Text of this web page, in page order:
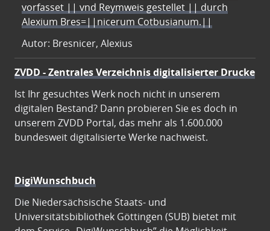
vorfasset || vnd Reymweis gestellet || durch
Alexium Bres=||nicerum Cotbusianum.||
Autor: Bresnicer, Alexius
ZVDD - Zentrales Verzeichnis digitalisierter Drucke
Ist Ihr gesuchtes Werk noch nicht in unserem
digitalen Bestand? Dann probieren Sie es doch in
unserem ZVDD Portal, das mehr als 1.600.000
bundesweit digitalisierte Werke nachweist.
DigiWunschbuch
Die Niedersächsische Staats- und
Universitätsbibliothek Göttingen (SUB) bietet mit